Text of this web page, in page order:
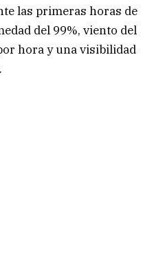
las primeras horas de
del 99%, viento del
hora y una visibilidad